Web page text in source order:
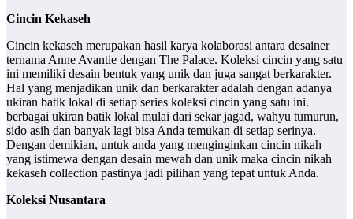
Cincin Kekaseh
Cincin kekaseh merupakan hasil karya kolaborasi antara desainer
ternama Anne Avantie dengan The Palace. Koleksi cincin yang satu
ini memiliki desain bentuk yang unik dan juga sangat berkarakter.
Hal yang menjadikan unik dan berkarakter adalah dengan adanya
ukiran batik lokal di setiap series koleksi cincin yang satu ini.
berbagai ukiran batik lokal mulai dari sekar jagad, wahyu tumurun,
sido asih dan banyak lagi bisa Anda temukan di setiap serinya.
Dengan demikian, untuk anda yang menginginkan cincin nikah
yang istimewa dengan desain mewah dan unik maka cincin nikah
kekaseh collection pastinya jadi pilihan yang tepat untuk Anda.
Koleksi Nusantara